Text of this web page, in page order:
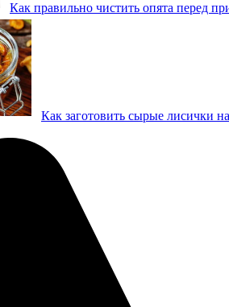
Как правильно чистить опята перед
Как заготовить сырые лисички